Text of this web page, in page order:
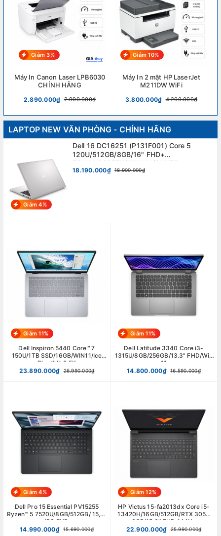
Giảm 3%
Máy In Canon Laser LPB6030
CHÍNH HÃNG
2.890.000₫ 2.990.000₫
Giảm 10%
Máy In 2 mặt HP LaserJet
M211DW WiFi
3.800.000₫ 4.200.000₫
LAPTOP NEW VĂN PHÒNG - CHÍNH HÃNG
Giảm 4%
Dell 16 DC16251 (P131F001) Core 5
120U/512GB/8GB/16" FHD+
TOUCHSCREEN/ WIN 11/SILVER.
18.190.000₫ 18.900.000₫
Giảm 11%
Dell Inspiron 5440 Core™ 7
150U/1TB SSD/16GB/WIN11/Ice
Blue/14" 2.5K
23.890.000₫
26.990.000₫
Giảm 11%
Dell Latitude 3340 Core i3-
1315U/8GB/256GB/13.3" FHD/Win
11
14.800.000₫
16.590.000₫
Giảm 4%
Dell Pro 15 Essential PV15255
Ryzen™ 5 7520U/8GB/512GB/ 15,6"
IPS FHD
14.990.000₫
15.690.000₫
Giảm 12%
HP Victus 15-fa2013dx Core i5-
13420H/16GB/512GB/RTX 3050
6GB/15.6'' FHD 144Hz
22.900.000₫
25.990.000₫